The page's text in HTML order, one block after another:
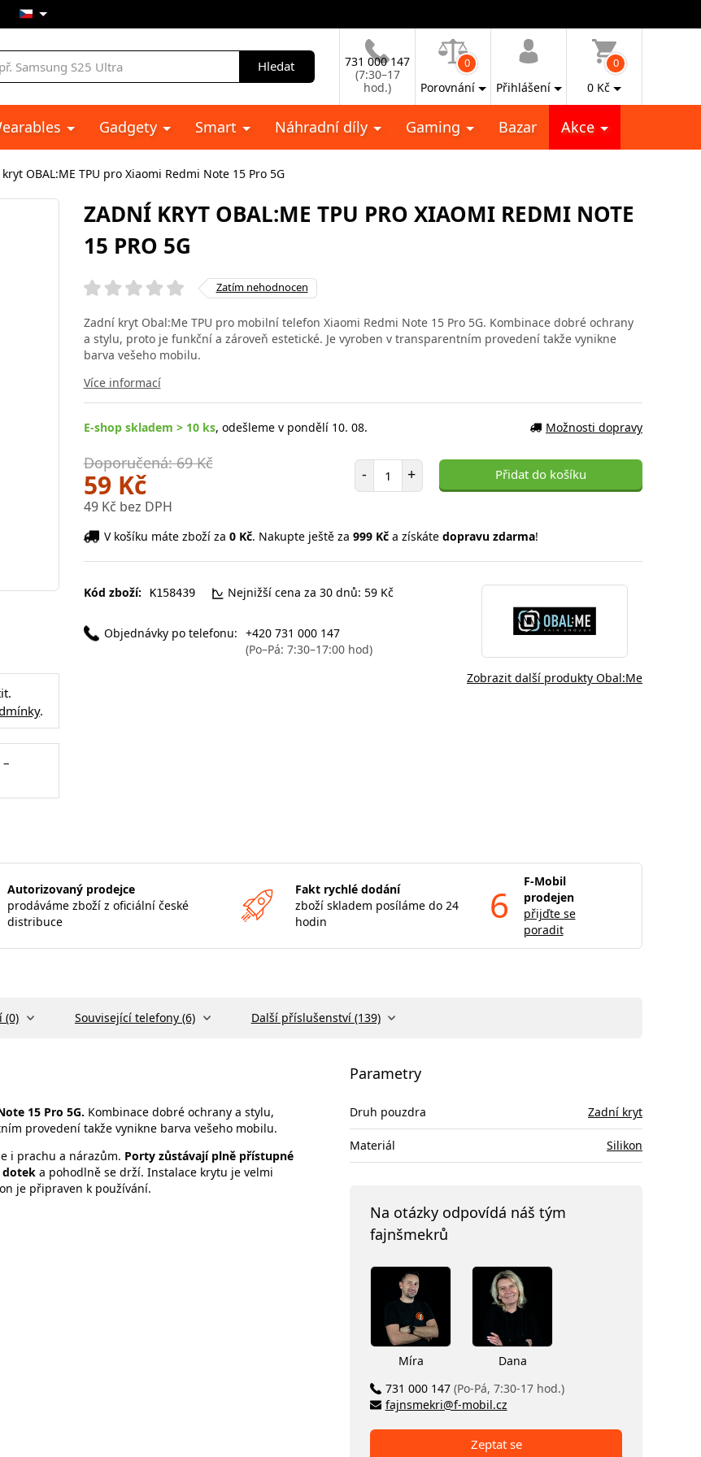
Hledat
731 000 147
(7:30–17
hod.)
0
Porovnání Přihlášení
0
0 Kč
Gadgety Smart Náhradní díly Gaming Bazar Akce
OBAL:ME TPU pro Xiaomi Redmi Note 15 Pro 5G
.
ZADNÍ KRYT OBAL:ME TPU PRO XIAOMI REDMI NOTE
15 PRO 5G
Zatím nehodnocen
Zadní kryt Obal:Me TPU pro mobilní telefon Xiaomi Redmi Note 15 Pro 5G. Kombinace dobré ochrany
a stylu, proto je funkční a zároveň estetické. Je vyroben v transparentním provedení takže vynikne
barva vešeho mobilu.
Více informací
E-shop skladem > 10 ks, odešleme v pondělí 10. 08. Možnosti dopravy
Doporučená: 69 Kč
59 Kč
49 Kč bez DPH
- Počet položek
+ Přidat do košíku
V košíku máte zboží za 0 Kč. Nakupte ještě za 999 Kča získáte dopravu zdarma!
Kód zboží: K158439 Nejnižší cena za 30 dnů: 59 Kč
Objednávky po telefonu: +420 731 000 147
(Po–Pá: 7:30–17:00 hod)
Zobrazit další produkty Obal:Me
Autorizovaný prodejce
prodáváme zboží z oficiální české
distribuce
Fakt rychlé dodání
zboží skladem posíláme do 24
hodin
6
F-Mobil
prodejen
přijďte se
poradit
(0) Související telefony (6) Další příslušenství (139)
15 Pro 5G. Kombinace dobré ochrany a stylu,
provedení takže vynikne barva vešeho mobilu.
i prachu a nárazům. Porty zůstávají plně přístupné
dotek a pohodlně se drží. Instalace krytu je velmi
je připraven k používání.
Parametry
Druh pouzdra Zadní kryt
Materiál Silikon
Na otázky odpovídá náš tým
fajnšmekrů
Míra
Dana
731 000 147 (Po-Pá, 7:30-17 hod.)
fajnsmekri@f-mobil.cz
Zeptat se